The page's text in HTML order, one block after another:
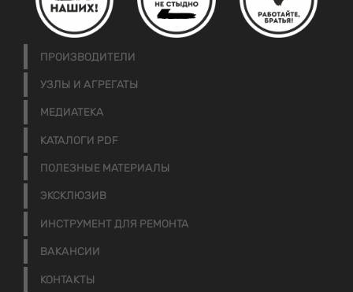
ПРОИЗВОДИТЕЛИ
УЗЛЫ И АГРЕГАТЫ
МЕДИАТЕКА
КАТАЛОГИ PDF
ПОЛЕЗНЫЕ МАТЕРИАЛЫ
ЭКСКЛЮЗИВ
ИНСТРУМЕНТ ДЛЯ РЕМОНТА
ВАКАНСИИ
КОНТАКТЫ